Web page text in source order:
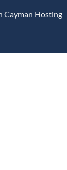
Cayman Hosting